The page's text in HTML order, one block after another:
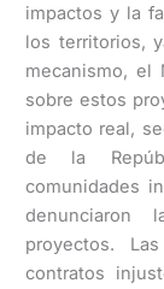
impactos y la
los territorios,
mecanismo, el
sobre estos
impacto real,
de la
comunidades
denunciaron
proyectos.
contratos